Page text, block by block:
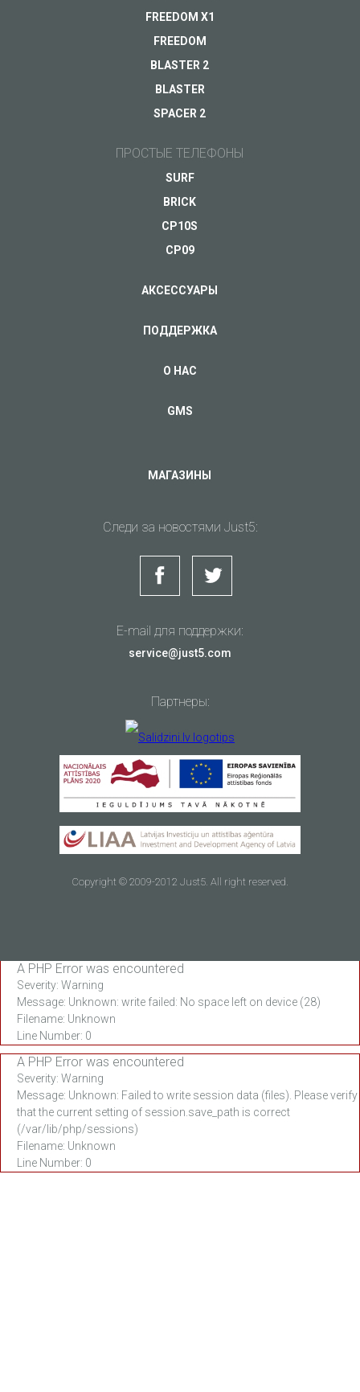
FREEDOM X1
FREEDOM
BLASTER 2
BLASTER
SPACER 2
ПРОСТЫЕ ТЕЛЕФОНЫ
SURF
BRICK
CP10S
CP09
АКСЕССУАРЫ
ПОДДЕРЖКА
О НАС
GMS
МАГАЗИНЫ
Следи за новостями Just5:
E-mail для поддержки:
service@just5.com
Партнеры:
Copyright © 2009-2012 Just5. All right reserved.
A PHP Error was encountered
Severity: Warning
Message: Unknown: write failed: No space left on device (28)
Filename: Unknown
Line Number: 0
A PHP Error was encountered
Severity: Warning
Message: Unknown: Failed to write session data (files). Please verify
that the current setting of session.save_path is correct
(/var/lib/php/sessions)
Filename: Unknown
Line Number: 0